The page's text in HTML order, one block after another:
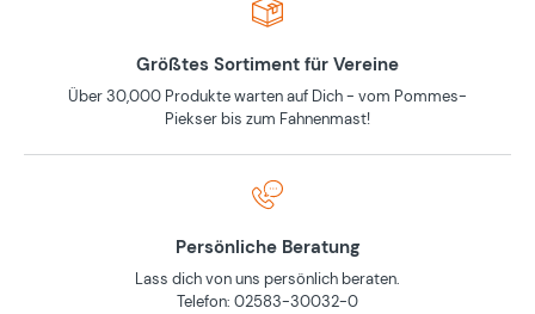
Größtes Sortiment für Vereine
Über 30,000 Produkte warten auf Dich - vom Pommes-
Piekser bis zum Fahnenmast!
Persönliche Beratung
Lass dich von uns persönlich beraten.
Telefon: 02583-30032-0